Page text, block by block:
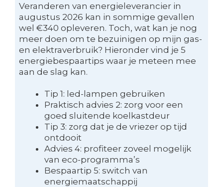
Veranderen van energieleverancier in
augustus 2026 kan in sommige gevallen
wel €340 opleveren. Toch, wat kan je nog
meer doen om te bezuinigen op mijn gas-
en elektraverbruik? Hieronder vind je 5
energiebespaartips waar je meteen mee
aan de slag kan.
Tip 1: led-lampen gebruiken
Praktisch advies 2: zorg voor een
goed sluitende koelkastdeur
Tip 3: zorg dat je de vriezer op tijd
ontdooit
Advies 4: profiteer zoveel mogelijk
van eco-programma’s
Bespaartip 5: switch van
energiemaatschappij